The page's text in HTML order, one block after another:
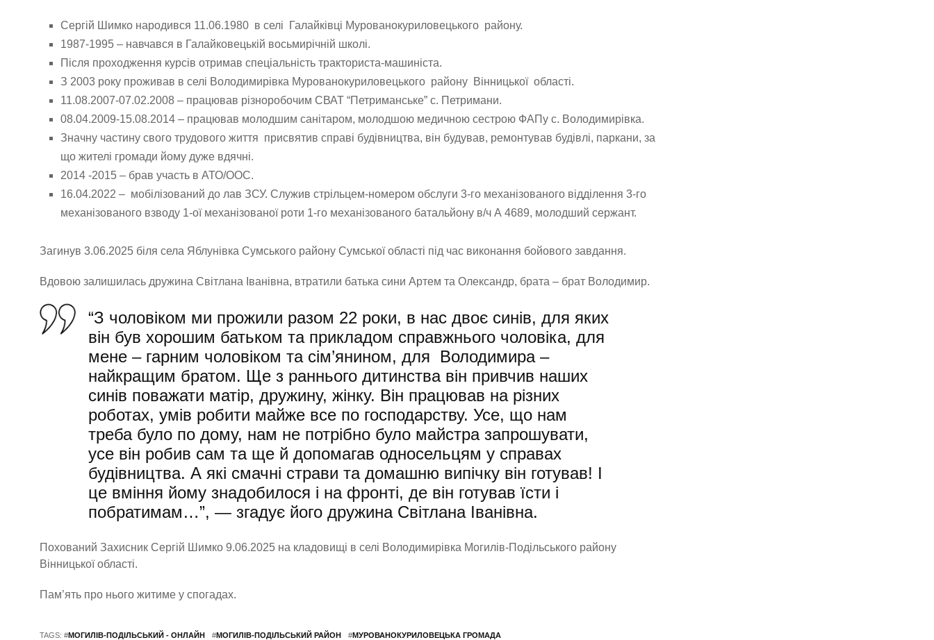
Сергій Шимко народився 11.06.1980 в селі Галайківці Мурованокуриловецького району.
1987-1995 – навчався в Галайковецькій восьмирічній школі.
Після проходження курсів отримав спеціальність тракториста-машиніста.
З 2003 року проживав в селі Володимирівка Мурованокуриловецького району Вінницької області.
11.08.2007-07.02.2008 – працював різноробочим СВАТ “Петриманське” с. Петримани.
08.04.2009-15.08.2014 – працював молодшим санітаром, молодшою медичною сестрою ФАПу с. Володимирівка.
Значну частину свого трудового життя присвятив справі будівництва, він будував, ремонтував будівлі, паркани, за
що жителі громади йому дуже вдячні.
2014 -2015 – брав участь в АТО/ООС.
16.04.2022 – мобілізований до лав ЗСУ. Служив стрільцем-номером обслуги 3-го механізованого відділення 3-го
механізованого взводу 1-ої механізованої роти 1-го механізованого батальйону в/ч А 4689, молодший сержант.
Загинув 3.06.2025 біля села Яблунівка Сумського району Сумської області під час виконання бойового завдання.
Вдовою залишилась дружина Світлана Іванівна, втратили батька сини Артем та Олександр, брата – брат Володимир.
“З чоловіком ми прожили разом 22 роки, в нас двоє синів, для яких
він був хорошим батьком та прикладом справжнього чоловіка, для
мене – гарним чоловіком та сім’янином, для Володимира –
найкращим братом. Ще з раннього дитинства він привчив наших
синів поважати матір, дружину, жінку. Він працював на різних
роботах, умів робити майже все по господарству. Усе, що нам
треба було по дому, нам не потрібно було майстра запрошувати,
усе він робив сам та ще й допомагав односельцям у справах
будівництва. А які cмачні страви та домашню випічку він готував! І
це вміння йому знадобилося і на фронті, де він готував їсти і
побратимам…”, — згадує його дружина Світлана Іванівна.
Похований Захисник Сергій Шимко 9.06.2025 на кладовищі в селі Володимирівка Могилів-Подільського району
Вінницької області.
Пам’ять про нього житиме у спогадах.
TAGS: #МОГИЛІВ-ПОДІЛЬСЬКИЙ - ОНЛАЙН #МОГИЛІВ-ПОДІЛЬСЬКИЙ РАЙОН #МУРОВАНОКУРИЛОВЕЦЬКА ГРОМАДА